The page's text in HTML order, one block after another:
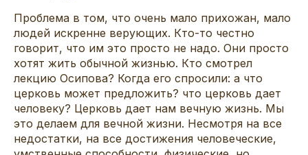
Проблема в том, что очень мало прихожан, мало
людей искренне верующих. Кто-то честно
говорит, что им это просто не надо. Они просто
хотят жить обычной жизнью. Кто смотрел
лекцию Осипова? Когда его спросили: а что
церковь может предложить? что церковь дает
человеку? Церковь дает нам вечную жизнь. Мы
это делаем для вечной жизни. Несмотря на все
недостатки, на все достижения человеческие,